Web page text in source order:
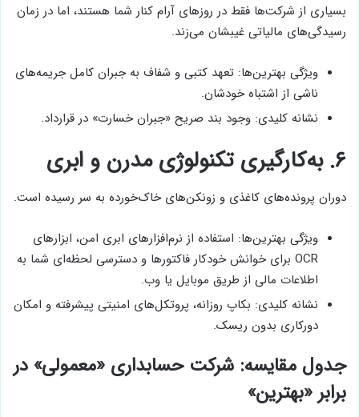
بسیاری از شرکت‌ها فقط در روزهای آرام کنار شما هستند، اما در زمان
رسیدگی‌های مالیاتی غیبشان می‌زند.
ویژگی بهترین‌ها: تعهد کتبی و شفاف به جبران کامل جریمه‌های
ناشی از اشتباه خودشان.
نشانه کلیدی: وجود بند صریح «جبران خسارت» در قرارداد.
۶. به‌کارگیری تکنولوژی مدرن و ابری
دوران پرونده‌های کاغذی و زونکن‌های خاک‌خورده به سر رسیده است.
ویژگی بهترین‌ها: استفاده از نرم‌افزارهای ابری امن، ابزارهای
OCR برای خوانش خودکار فاکتورها و دسترسی لحظه‌ای شما به
اطلاعات مالی از طریق موبایل یا وب.
نشانه کلیدی: بکاپ روزانه، پروتکل‌های امنیتی پیشرفته و امکان
دورکاری بدون ریسک.
جدول مقایسه: شرکت حسابداری «معمولی» در
برابر «بهترین»